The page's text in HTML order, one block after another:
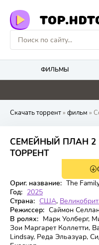
ФИЛЬМЫ
0 0
Скачать торрент» фильм »
СЕМЕЙНЫЙ ПЛАН 2
ТОРРЕНТ
Ориг. название: The
Год: 2025
Страна: США,
Режиссер: Саймон
В ролях: Марк Уолберг,
Зои Маргарет Коллетти,
Lindsay, Реда Эльазуар,